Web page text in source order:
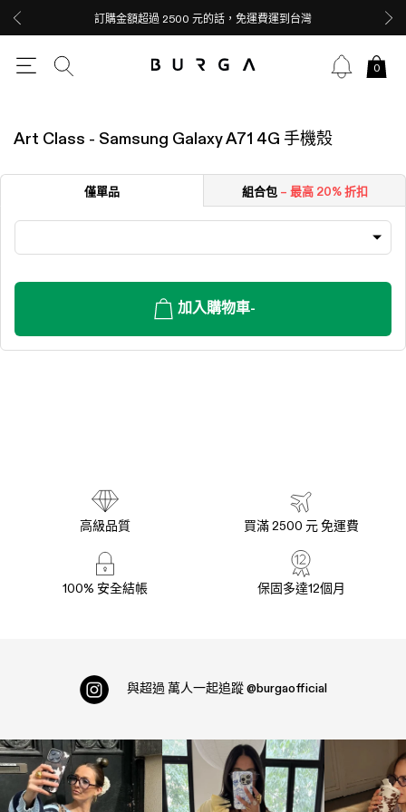
訂購金額超過 2500 元的話，免運費運到台灣
0
Art Class - Samsung Galaxy A71 4G 手機殼
僅單品 組合包 – 最高 20% 折扣
加入購物車-
高級品質 買滿 2500 元 免運費
100% 安全結帳 保固多達12個月
與超過 萬人一起追蹤 @burgaofficial